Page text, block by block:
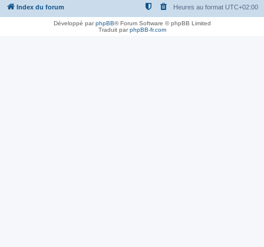
Index du forum Heures au format UTC+02:00
Développé parphpBB® Forum Software © phpBB Limited
Traduit parphpBB-fr.com